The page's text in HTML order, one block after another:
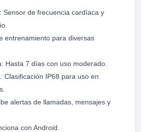
Sensor de frecuencia cardíaca y
entrenamiento para diversas
Hasta 7 días con uso moderado.
Clasificación IP68 para uso en
alertas de llamadas, mensajes y
con Android.